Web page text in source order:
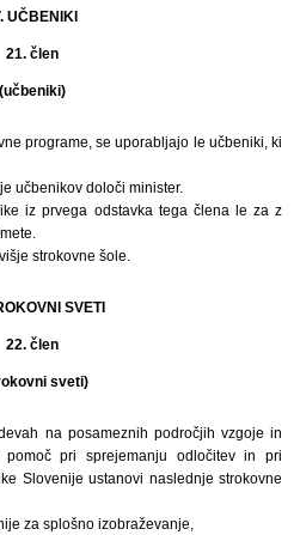
UČBENIKI
21. člen
(učbeniki)
programe, se uporabljajo le učbeniki, ki
učbenikov določi minister.
iz prvega odstavka tega člena le za z
strokovne šole.
SVETI
22. člen
sveti)
na posameznih področjih vzgoje in
pri sprejemanju odločitev in pri
Slovenije ustanovi naslednje strokovne
za splošno izobraževanje,